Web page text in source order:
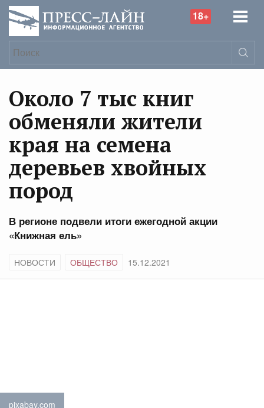
18+
Около 7 тыс книг
обменяли жители
края на семена
деревьев хвойных
пород
В регионе подвели итоги ежегодной акции
«Книжная ель»
НОВОСТИ ОБЩЕСТВО 15.12.2021
pixabay.com